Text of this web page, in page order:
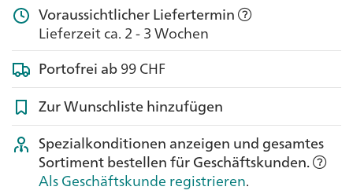
Voraussichtlicher Liefertermin
Lieferzeit ca. 2 - 3 Wochen
Portofrei ab99 CHF
Zur Wunschliste hinzufügen
Spezialkonditionen anzeigen und gesamtes
Sortiment bestellen für Geschäftskunden.
Als Geschäftskunde registrieren.